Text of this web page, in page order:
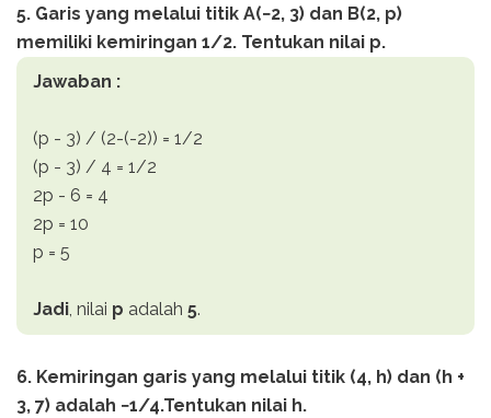
5. Garis yang melalui titik A(−2, 3) dan B(2, p)
memiliki kemiringan 1/2. Tentukan nilai p.
Jawaban :
(p - 3) / (2-(-2)) = 1/2
(p - 3) / 4 = 1/2
2p - 6 = 4
2p = 10
p = 5
Jadi, nilai p adalah 5.
6. Kemiringan garis yang melalui titik (4, h) dan (h +
3, 7) adalah −1/4.Tentukan nilai h.